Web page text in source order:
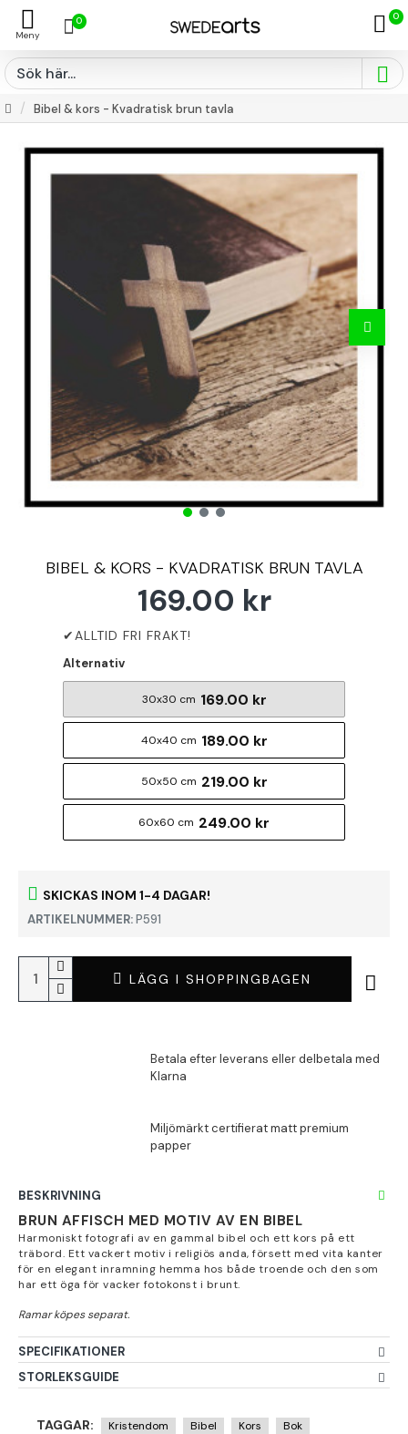
0 0
Bibel & kors - Kvadratisk brun tavla
BIBEL & KORS - KVADRATISK BRUN TAVLA
SKICKAS INOM 1-4 DAGAR!
ARTIKELNUMMER:P591
169.00 kr
Alternativ
30x30 cm 169.00 kr
40x40 cm 189.00 kr
50x50 cm 219.00 kr
60x60 cm 249.00 kr
LÄGG I SHOPPINGBAGEN
BESKRIVNING
BRUN AFFISCH MED MOTIV AV EN BIBEL
Harmoniskt fotografi av en gammal bibel och ett kors på ett
träbord. Ett vackert motiv i religiös anda, försett med vita kanter
för en elegant inramning hemma hos både troende och den som
har ett öga för vacker fotokonst i brunt.
SPECIFIKATIONER
STORLEKSGUIDE
TAGGAR: Kristendom Bibel Kors Bok